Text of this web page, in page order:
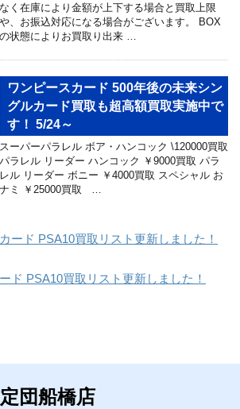
なく在庫により金額が上下する場合と買取上限
や、お振込対応になる場合がございます。 BOX
の状態によりお買取り出来 …
ワンピースカード 500年後の未来シン
グルカード買取も超高額買取実施中で
す！ 5/24～
スーパーパラレル ボア・ハンコック \120000買取
パラレル リーダー ハンコック ￥9000買取 パラ
レル リーダー ボニー ￥4000買取 スペシャル お
ナミ ￥25000買取 …
ード PSA10買取リスト更新しました！
ド PSA10買取リスト更新しました！
団船橋店